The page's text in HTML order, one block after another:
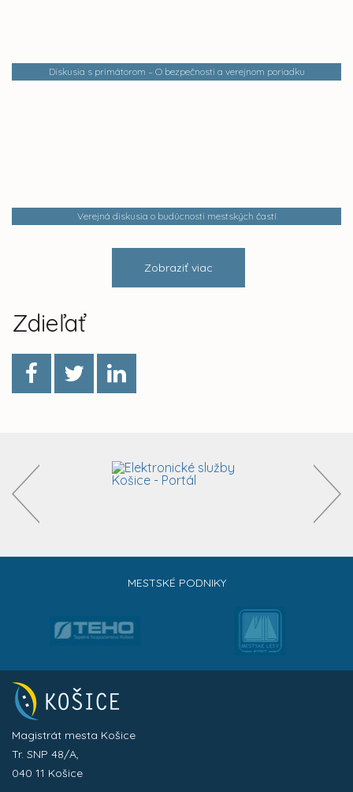
Diskusia s primátorom – O bezpečnosti a verejnom poriadku
Verejná diskusia o budúcnosti mestských častí
Zobraziť viac
Zdieľať
MESTSKÉ PODNIKY
Magistrát mesta Košice
Tr. SNP 48/A,
040 11 Košice